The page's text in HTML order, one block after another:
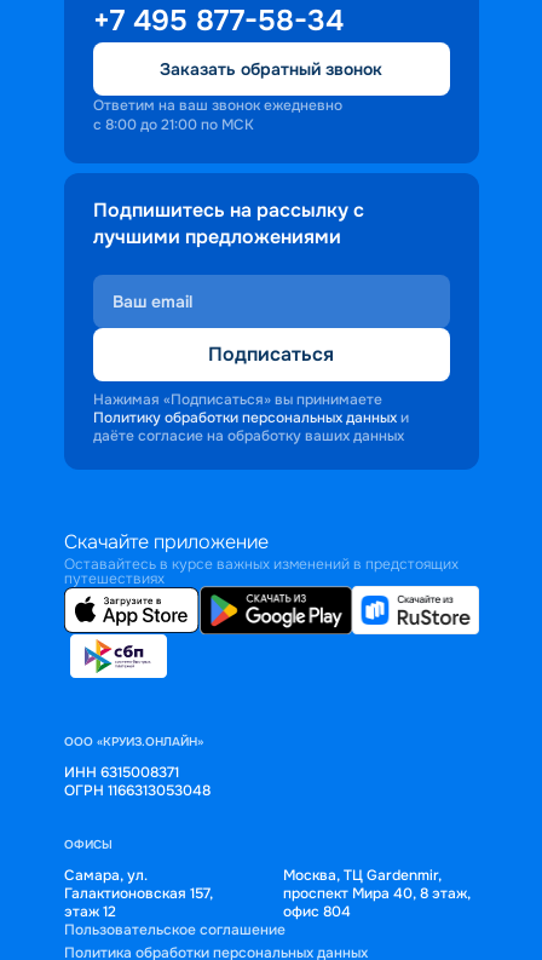
+7 495 877-58-34
Заказать обратный звонок
Ответим на ваш звонок ежедневно
с 8:00 до 21:00 по МСК
Подпишитесь на рассылку с
лучшими предложениями
Подписаться
Нажимая «Подписаться» вы принимаете
Политику обработки персональных данных и
даёте согласие на обработку ваших данных
Скачайте приложение
Оставайтесь в курсе важных изменений в предстоящих
путешествиях
ООО «КРУИЗ.ОНЛАЙН»
ИНН 6315008371
ОГРН 1166313053048
ОФИСЫ
Самара, ул.
Галактионовская 157,
этаж 12
Москва, ТЦ Gardenmir,
проспект Мира 40, 8 этаж,
офис 804
Пользовательское соглашение
Политика обработки персональных данных